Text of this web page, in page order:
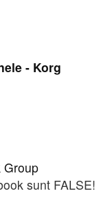
- Korg
Group
sunt FALSE!